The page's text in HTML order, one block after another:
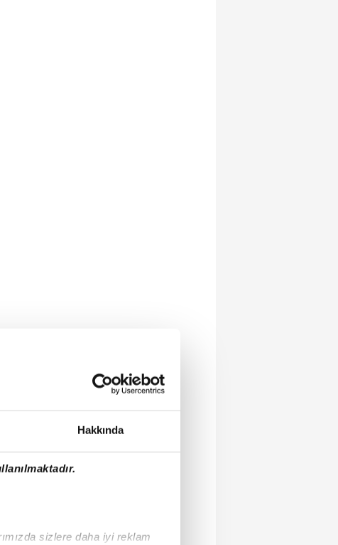
Hakkında
sizlere daha iyi reklam